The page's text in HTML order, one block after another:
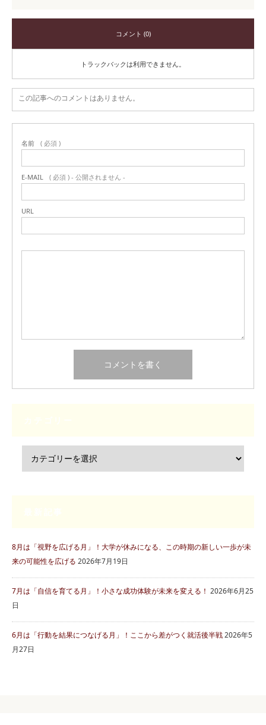
コメント (0)
トラックバックは利用できません。
この記事へのコメントはありません。
名前 ( 必須 )
E-MAIL ( 必須 ) - 公開されません -
URL
8月は「視野を広げる月」！大学が休みになる、この時期の新しい一歩が未
来の可能性を広げる 2026年7月19日
7月は「自信を育てる月」！小さな成功体験が未来を変える！ 2026年6月25
日
6月は「行動を結果につなげる月」！ここから差がつく就活後半戦2026年5
月27日